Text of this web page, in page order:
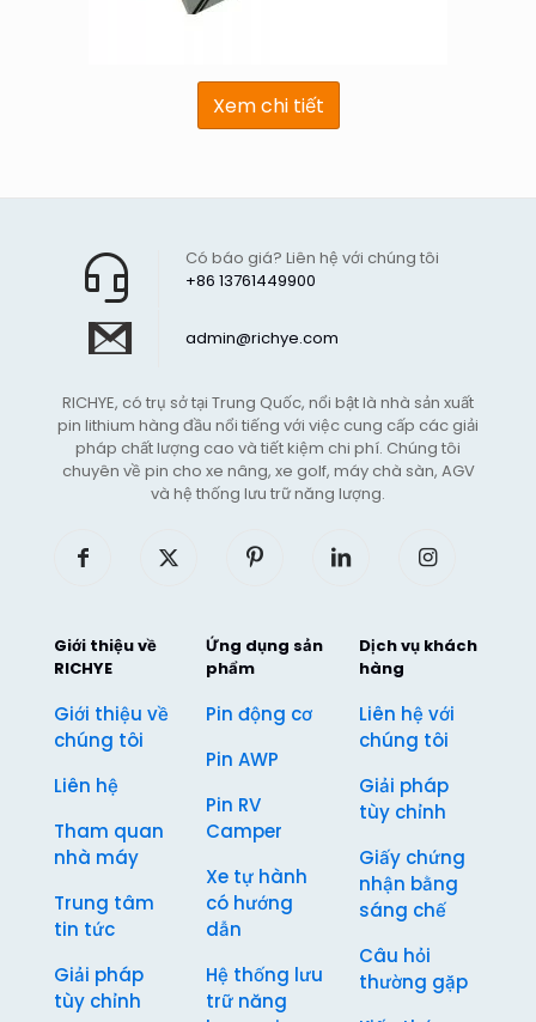
Xem chi tiết
+86 13761449900
Có báo giá? Liên hệ với chúng tôi
admin@richye.com
RICHYE, có trụ sở tại Trung Quốc, nổi bật là nhà sản xuất
pin lithium hàng đầu nổi tiếng với việc cung cấp các giải
pháp chất lượng cao và tiết kiệm chi phí. Chúng tôi
chuyên về pin cho xe nâng, xe golf, máy chà sàn, AGV
và hệ thống lưu trữ năng lượng.
Giới thiệu về
RICHYE
Giới thiệu về
chúng tôi
Liên hệ
Tham quan
nhà máy
Trung tâm
tin tức
Giải pháp
tùy chỉnh
Ứng dụng sản
phẩm
Pin động cơ
Pin AWP
Pin RV
Camper
Xe tự hành
có hướng
dẫn
Hệ thống lưu
trữ năng
Dịch vụ khách
hàng
Liên hệ với
chúng tôi
Giải pháp
tùy chỉnh
Giấy chứng
nhận bằng
sáng chế
Câu hỏi
thường gặp